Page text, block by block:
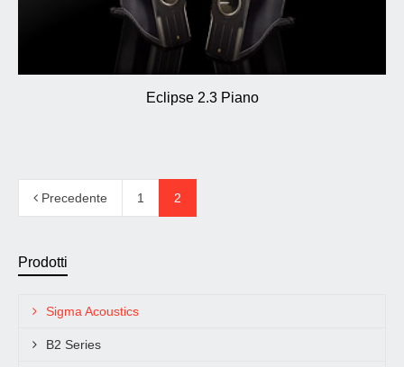
Eclipse 2.3 Piano
Precedente 1 2
Prodotti
Sigma Acoustics
B2 Series